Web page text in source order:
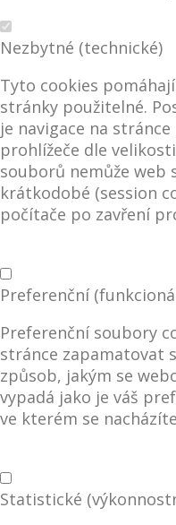
Nezbytné (technické)
Tyto cookies
stránky použitelné.
je navigace na
prohlížeče dle
souborů nemůže web
krátkodobé (session
počítače po zavření
Preferenční
Preferenční soubory
stránce zapamatovat
způsob, jakým se
vypadá jako je váš
ve kterém se
Statistické